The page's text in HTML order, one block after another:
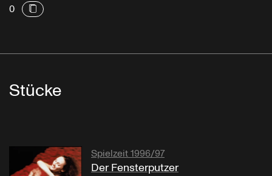
0
Stücke
Spielzeit 1996/97
Der Fensterputzer